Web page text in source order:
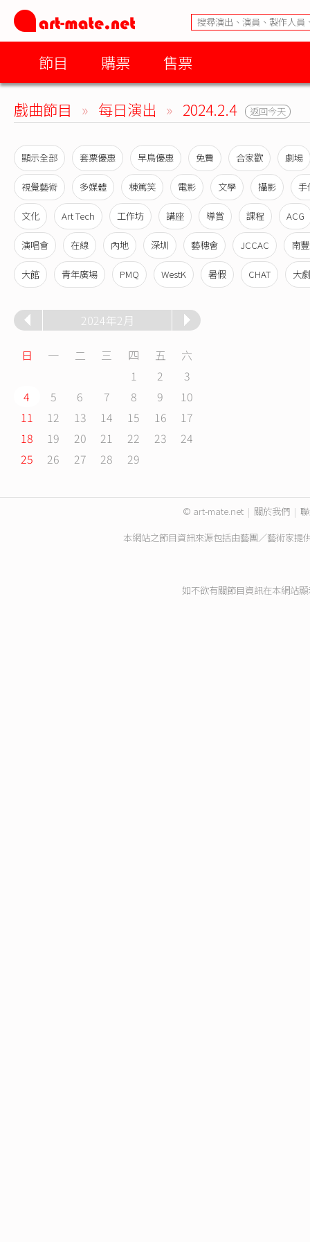
節目 購票 售票
戲曲節目 » 每日演出 » 2024.2.4 返回今天
顯示全部 套票優惠 早鳥優惠 免費 合家歡 劇場
視覺藝術 多媒體 棟篤笑 電影 文學 攝影 手
文化 Art Tech 工作坊 講座 導賞 課程 ACG
演唱會 在線 內地 深圳 藝穗會 JCCAC 南
大館 青年廣場 PMQ WestK 暑假 CHAT 大
2024年2月
日 一 二 三 四 五
六
1
2
3
4
5 6 7 8 9
10
11
12 13 14 15 16
17
18
19 20 21 22 23
24
25
26 27 28 29
© art-mate.net | 關於我們 |
本網站之節目資訊來源包括由藝團／藝術家提
如不欲有關節目資訊在本網站